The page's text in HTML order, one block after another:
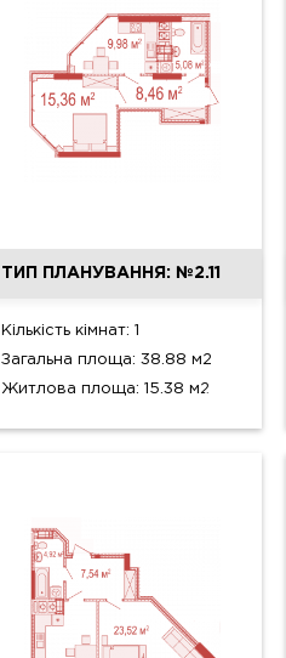
ТИП ПЛАНУВАННЯ: №2.11
Кількість кімнат: 1
Загальна площа: 38.88 м2
Житлова площа: 15.38 м2